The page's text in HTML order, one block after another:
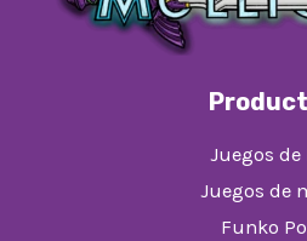
Juegos de
Juegos de
Funko